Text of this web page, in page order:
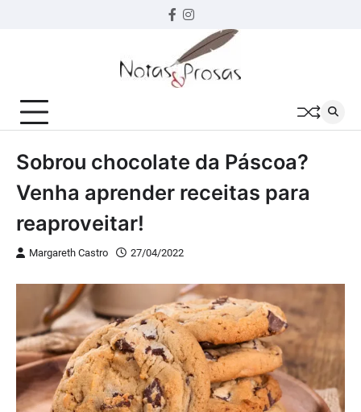
Facebook
instagram
Sobrou chocolate da Páscoa?
Venha aprender receitas para
reaproveitar!
Margareth Castro 27/04/2022